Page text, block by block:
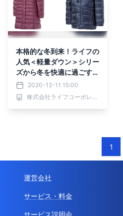
本格的な冬到来！ライフの
人気＜軽量ダウン＞シリー
ズから冬を快適に過ごすコ
ート登場！「暖かさ・シル
エット・着心地にこだわっ
たダウンコート」販売中！
2020-12-11 15:00
株式会社ライフコーポレーション
1
運営会社
サービス・料金
サービス説明会